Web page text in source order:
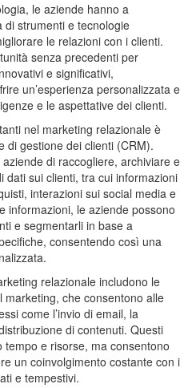
le aziende hanno a
di strumenti e tecnologie
le relazioni con i clienti.
senza precedenti per
e significativi,
un’esperienza personalizzata e
e le aspettative dei clienti.
nel marketing relazionale è
di gestione dei clienti (CRM).
di raccogliere, archiviare e
dati sui clienti, tra cui informazioni
interazioni sui social media e
informazioni, le aziende possono
e segmentarli in base a
consentendo così una
relazionale includono le
che consentono alle
come l’invio di email, la
di contenuti. Questi
e risorse, ma consentono
un coinvolgimento costante con i
e tempestivi.